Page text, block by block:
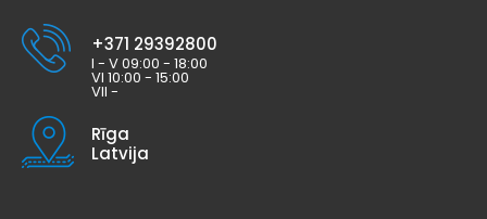
+371 29392800
I - V 09:00 - 18:00
VI 10:00 - 15:00
VII -
Rīga
Latvija